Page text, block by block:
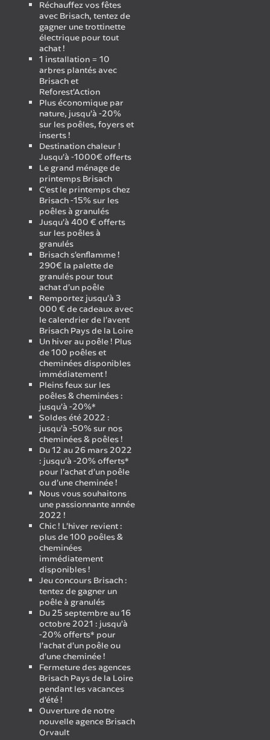
Réchauffez vos fêtes
avec Brisach, tentez de
gagner une trottinette
électrique pour tout
achat !
1 installation = 10
arbres plantés avec
Brisach et
Reforest’Action
Plus économique par
nature, jusqu’à -20%
sur les poêles, foyers et
inserts !
Destination chaleur !
Jusqu’à -1000€ offerts
Le grand ménage de
printemps Brisach
C’est le printemps chez
Brisach -15% sur les
poêles à granulés
Jusqu’à 400 € offerts
sur les poêles à
granulés
Brisach s’enflamme !
290€ la palette de
granulés pour tout
achat d’un poêle
Remportez jusqu’à 3
000 € de cadeaux avec
le calendrier de l’avent
Brisach Pays de la Loire
Un hiver au poêle ! Plus
de 100 poêles et
cheminées disponibles
immédiatement !
Pleins feux sur les
poêles & cheminées :
jusqu’à -20%*
Soldes été 2022 :
jusqu’à -50% sur nos
cheminées & poêles !
Du 12 au 26 mars 2022
: jusqu’à -20% offerts*
pour l’achat d’un poêle
ou d’une cheminée !
Nous vous souhaitons
une passionnante année
2022 !
Chic ! L’hiver revient :
plus de 100 poêles &
cheminées
immédiatement
disponibles !
Jeu concours Brisach :
tentez de gagner un
poêle à granulés
Du 25 septembre au 16
octobre 2021 : jusqu’à
-20% offerts* pour
l’achat d’un poêle ou
d’une cheminée !
Fermeture des agences
Brisach Pays de la Loire
pendant les vacances
d’été !
Ouverture de notre
nouvelle agence Brisach
Orvault